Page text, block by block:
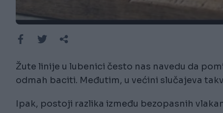
Žute linije u lubenici često nas navedu da
odmah baciti. Međutim, u većini slučajeva
Ipak, postoji razlika između bezopasnih